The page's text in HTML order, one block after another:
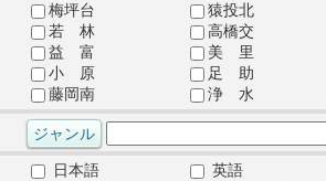
梅坪台
猿投北
若 林
高橋交
益 富
美 里
小 原
足 助
藤岡南
浄 水
日本語
英語